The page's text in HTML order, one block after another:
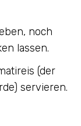
noch
lassen.
(der
servieren.